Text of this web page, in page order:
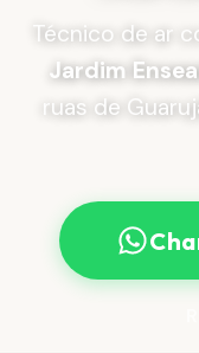
Técnico de ar
Jardim
ruas de